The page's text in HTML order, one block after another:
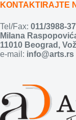
KONTAKTIRAJTE
Tel/Fax: 011/3988-
Milana
11010 Beograd,
e-mail: info@arts.rs